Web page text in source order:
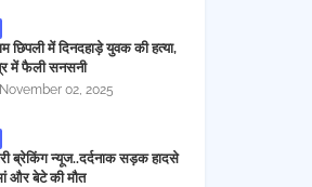
छिपली में दिनदहाड़े युवक की हत्या,
में फैली सनसनी
November 02, 2025
ब्रेकिंग न्यूज..दर्दनाक सड़क हादसे
और बेटे की मौत